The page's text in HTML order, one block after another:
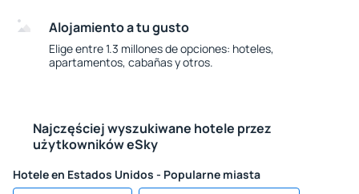
Alojamiento a tu gusto
Elige entre 1.3 millones de opciones: hoteles,
apartamentos, cabañas y otros.
Najczęściej wyszukiwane hotele przez
użytkowników eSky
Hotele en Estados Unidos - Popularne miasta